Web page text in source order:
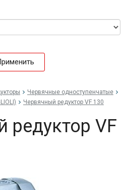
Червячные одноступенчатые
Червячный редуктор VF 130
редуктор VF